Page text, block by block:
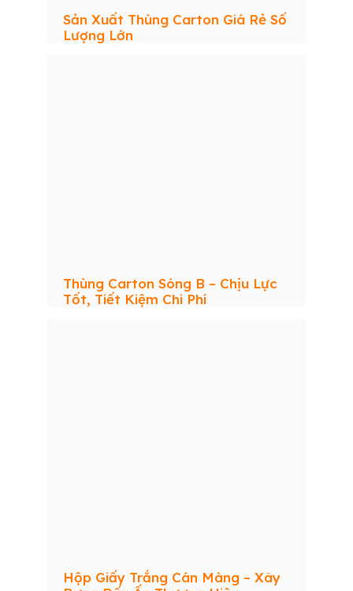
Sản Xuất Thùng Carton Giá Rẻ Số
Lượng Lớn
Thùng Carton Sóng B – Chịu Lực
Tốt, Tiết Kiệm Chi Phí
Hộp Giấy Trắng Cán Màng – Xây